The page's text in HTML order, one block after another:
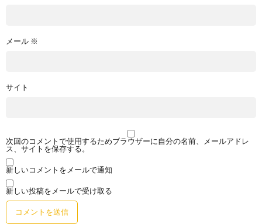
メール ※
サイト
次回のコメントで使用するためブラウザーに自分の名前、メールアドレ
ス、サイトを保存する。
新しいコメントをメールで通知
新しい投稿をメールで受け取る